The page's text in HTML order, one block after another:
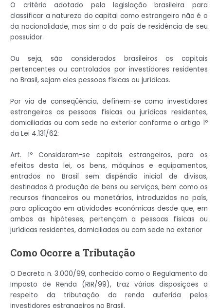
O critério adotado pela legislação brasileira para
classificar a natureza do capital como estrangeiro não é o
da nacionalidade, mas sim o do país de residência de seu
possuidor.
Ou seja, são considerados brasileiros os capitais
pertencentes ou controlados por investidores residentes
no Brasil, sejam eles pessoas físicas ou jurídicas.
Por via de conseqüência, definem-se como investidores
estrangeiros as pessoas físicas ou jurídicas residentes,
domiciliadas ou com sede no exterior conforme o artigo 1º
da Lei 4.131/62:
Art. 1º Consideram-se capitais estrangeiros, para os
efeitos desta lei, os bens, máquinas e equipamentos,
entrados no Brasil sem dispêndio inicial de divisas,
destinados à produção de bens ou serviços, bem como os
recursos financeiros ou monetários, introduzidos no país,
para aplicação em atividades econômicas desde que, em
ambas as hipóteses, pertençam a pessoas físicas ou
jurídicas residentes, domiciliadas ou com sede no exterior
Como Ocorre a Tributação
O Decreto n. 3.000/99, conhecido como o Regulamento do
Imposto de Renda (RIR/99), traz várias disposições a
respeito da tributação da renda auferida pelos
investidores estrangeiros no Brasil.